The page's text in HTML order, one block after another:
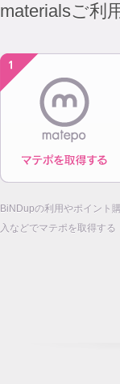
materialsご利
BiNDupの利用やポイント
入などでマテポを取得する